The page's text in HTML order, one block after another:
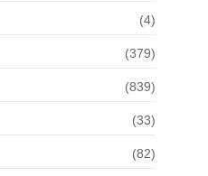
(4)
(379)
(839)
(33)
(82)